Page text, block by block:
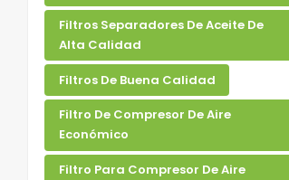
Filtros Separadores De Aceite De
Alta Calidad
Filtros De Buena Calidad
Filtro De Compresor De Aire
Económico
Filtro Para Compresor De Aire